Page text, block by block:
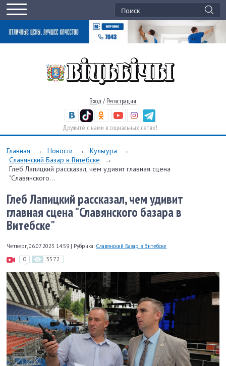
Вход / Регистрация
Дружите с нами в социальных сетях!
Главная → Новости → Культура
→
Славянский Базар в Витебске
→
Глеб Лапицкий рассказал, чем удивит главная сцена
"Славянского...
Глеб Лапицкий рассказал, чем удивит
главная сцена "Славянского базара в
Витебске"
Четверг, 06.07.2023 14:59 | Рубрика: Славянский Базар в Витебске
0 3572